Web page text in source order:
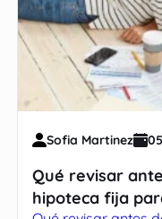
Sofia Martinez
Qué revisar
hipoteca fija